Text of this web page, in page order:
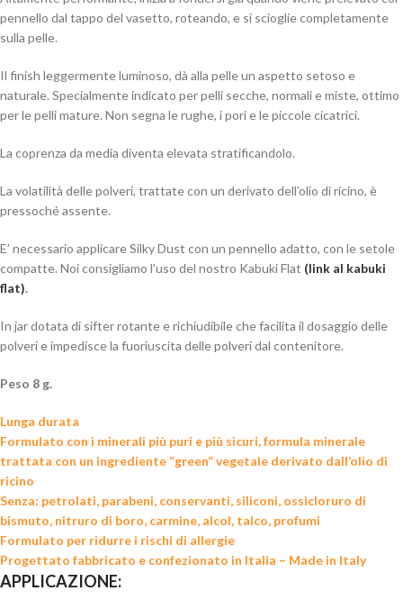
pennello dal tappo del vasetto, roteando, e si scioglie completamente
sulla pelle.
Il finish leggermente luminoso, dà alla pelle un aspetto setoso e
naturale. Specialmente indicato per pelli secche, normali e miste, ottimo
per le pelli mature. Non segna le rughe, i pori e le piccole cicatrici.
La coprenza da media diventa elevata stratificandolo.
La volatilità delle polveri, trattate con un derivato dell’olio di ricino, è
pressoché assente.
E’ necessario applicare Silky Dust con un pennello adatto, con le setole
compatte. Noi consigliamo l’uso del nostro Kabuki Flat (link al kabuki
flat).
In jar dotata di sifter rotante e richiudibile che facilita il dosaggio delle
polveri e impedisce la fuoriuscita delle polveri dal contenitore.
Peso 8 g.
Lunga durata
Formulato con i minerali più puri e più sicuri, formula minerale
trattata con un ingrediente “green” vegetale derivato dall’olio di
ricino
Senza: petrolati, parabeni, conservanti, siliconi, ossicloruro di
bismuto, nitruro di boro, carmine, alcol, talco, profumi
Formulato per ridurre i rischi di allergie
Progettato fabbricato e confezionato in Italia – Made in Italy
APPLICAZIONE: